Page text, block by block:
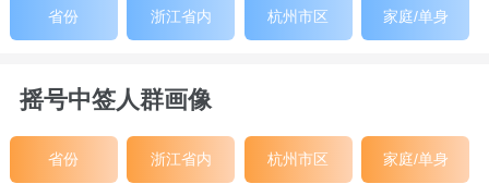
省份 浙江省内 杭州市区 家庭/单身
摇号中签人群画像
省份 浙江省内 杭州市区 家庭/单身